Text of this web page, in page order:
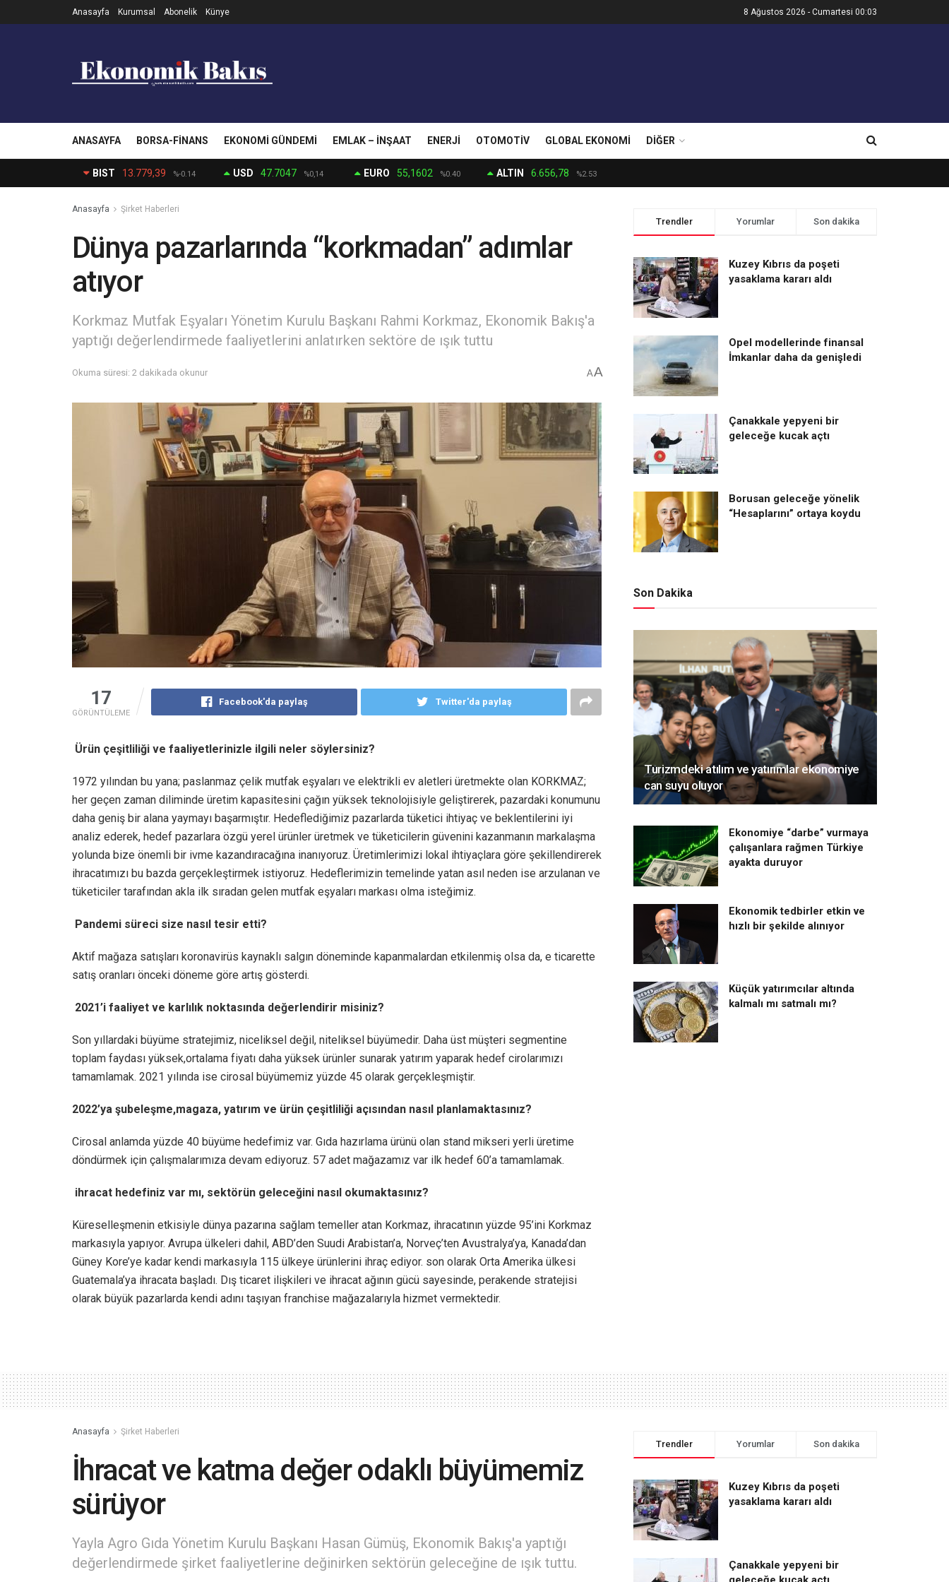
Anasayfa Kurumsal Abonelik Künye 8 Ağustos 2026 - Cumartesi 00:03
ANASAYFA BORSA-FINANS EKONOMI GÜNDEMI EMLAK – İNŞAAT ENERJI OTOMOTIV GLOBAL EKONOMI DIĞER
BIST 13.779,39 %-0.14 USD 47.7047 %0,14 EURO 55,1602 %0.40 ALTIN 6.656,78 %2.53
Anasayfa Şirket Haberleri
Dünya pazarlarında “korkmadan” adımlar
atıyor
Korkmaz Mutfak Eşyaları Yönetim Kurulu Başkanı Rahmi Korkmaz, Ekonomik Bakış'a
yaptığı değerlendirmede faaliyetlerini anlatırken sektöre de ışık tuttu
Okuma süresi: 2 dakikada okunur AA
17
GÖRÜNTÜLEME
Facebook'da paylaş Twitter'da paylaş
Ürün çeşitliliği ve faaliyetlerinizle ilgili neler söylersiniz?
1972 yılından bu yana; paslanmaz çelik mutfak eşyaları ve elektrikli ev aletleri üretmekte olan KORKMAZ;
her geçen zaman diliminde üretim kapasitesini çağın yüksek teknolojisiyle geliştirerek, pazardaki konumunu
daha geniş bir alana yaymayı başarmıştır. Hedeflediğimiz pazarlarda tüketici ihtiyaç ve beklentilerini iyi
analiz ederek, hedef pazarlara özgü yerel ürünler üretmek ve tüketicilerin güvenini kazanmanın markalaşma
yolunda bize önemli bir ivme kazandıracağına inanıyoruz. Üretimlerimizi lokal ihtiyaçlara göre şekillendirerek
ihracatımızı bu bazda gerçekleştirmek istiyoruz. Hedeflerimizin temelinde yatan asıl neden ise arzulanan ve
tüketiciler tarafından akla ilk sıradan gelen mutfak eşyaları markası olma isteğimiz.
Pandemi süreci size nasıl tesir etti?
Aktif mağaza satışları koronavirüs kaynaklı salgın döneminde kapanmalardan etkilenmiş olsa da, e ticarette
satış oranları önceki döneme göre artış gösterdi.
2021’i faaliyet ve karlılık noktasında değerlendirir misiniz?
Son yıllardaki büyüme stratejimiz, niceliksel değil, niteliksel büyümedir. Daha üst müşteri segmentine
toplam faydası yüksek,ortalama fiyatı daha yüksek ürünler sunarak yatırım yaparak hedef cirolarımızı
tamamlamak. 2021 yılında ise cirosal büyümemiz yüzde 45 olarak gerçekleşmiştir.
2022’ya şubeleşme,magaza, yatırım ve ürün çeşitliliği açısından nasıl planlamaktasınız?
Cirosal anlamda yüzde 40 büyüme hedefimiz var. Gıda hazırlama ürünü olan stand mikseri yerli üretime
döndürmek için çalışmalarımıza devam ediyoruz. 57 adet mağazamız var ilk hedef 60’a tamamlamak.
ihracat hedefiniz var mı, sektörün geleceğini nasıl okumaktasınız?
Küreselleşmenin etkisiyle dünya pazarına sağlam temeller atan Korkmaz, ihracatının yüzde 95’ini Korkmaz
markasıyla yapıyor. Avrupa ülkeleri dahil, ABD’den Suudi Arabistan’a, Norveç’ten Avustralya’ya, Kanada’dan
Güney Kore’ye kadar kendi markasıyla 115 ülkeye ürünlerini ihraç ediyor. son olarak Orta Amerika ülkesi
Guatemala’ya ihracata başladı. Dış ticaret ilişkileri ve ihracat ağının gücü sayesinde, perakende stratejisi
olarak büyük pazarlarda kendi adını taşıyan franchise mağazalarıyla hizmet vermektedir.
Trendler Yorumlar Son dakika
Kuzey Kıbrıs da poşeti
yasaklama kararı aldı
Opel modellerinde finansal
İmkanlar daha da genişledi
Çanakkale yepyeni bir
geleceğe kucak açtı
Borusan geleceğe yönelik
“Hesaplarını” ortaya koydu
Son Dakika
Turizmdeki atılım ve yatırımlar ekonomiye
can suyu oluyor
Ekonomiye “darbe” vurmaya
çalışanlara rağmen Türkiye
ayakta duruyor
Ekonomik tedbirler etkin ve
hızlı bir şekilde alınıyor
Küçük yatırımcılar altında
kalmalı mı satmalı mı?
Anasayfa Şirket Haberleri
İhracat ve katma değer odaklı büyümemiz
sürüyor
Yayla Agro Gıda Yönetim Kurulu Başkanı Hasan Gümüş, Ekonomik Bakış'a yaptığı
değerlendirmede şirket faaliyetlerine değinirken sektörün geleceğine de ışık tuttu.
Trendler Yorumlar Son dakika
Kuzey Kıbrıs da poşeti
yasaklama kararı aldı
Çanakkale yepyeni bir